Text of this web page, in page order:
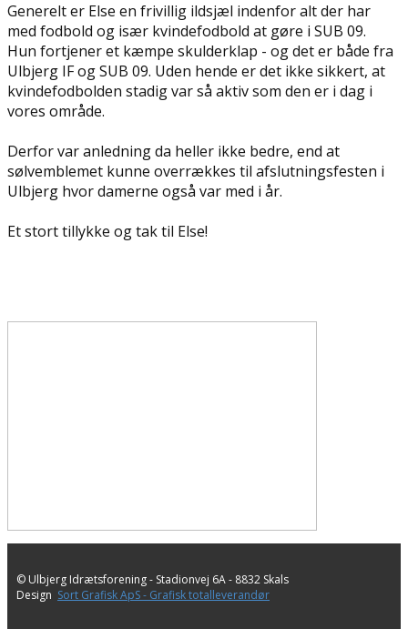
Generelt er Else en frivillig ildsjæl indenfor alt der har
med fodbold og især kvindefodbold at gøre i SUB 09.
Hun fortjener et kæmpe skulderklap - og det er både fra
Ulbjerg IF og SUB 09. Uden hende er det ikke sikkert, at
kvindefodbolden stadig var så aktiv som den er i dag i
vores område.
Derfor var anledning da heller ikke bedre, end at
sølvemblemet kunne overrækkes til afslutningsfesten i
Ulbjerg hvor damerne også var med i år.
Et stort tillykke og tak til Else!
© Ulbjerg Idrætsforening - ​Stadionvej 6A - 8832 Skals
Design Sort Grafisk ApS - Grafisk totalleverandør